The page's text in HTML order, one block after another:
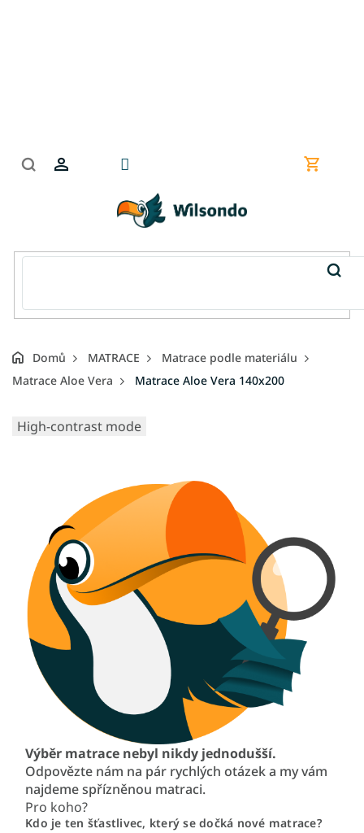
Nákupní
Domů MATRACE
Matrace podle materiálu
Matrace Aloe Vera
Matrace Aloe Vera 140x200
High-contrast mode
Výběr matrace nebyl nikdy jednodušší.
Odpovězte nám na pár rychlých otázek a my vám
najdeme spřízněnou matraci.
Pro koho?
Kdo je ten šťastlivec, který se dočká nové matrace?